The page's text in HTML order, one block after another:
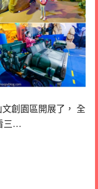
創園區開展了， 全
三…